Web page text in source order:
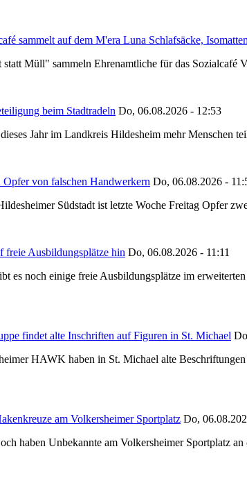
sammelt auf dem M'era Luna Schlafsäcke,
Müll" sammeln Ehrenamtliche für das Sozialcafé
beim Stadtradeln Do, 06.08.2026 - 12:53
Jahr im Landkreis Hildesheim mehr Menschen
von falschen Handwerkern Do, 06.08.2026 -
Südstadt ist letzte Woche Freitag Opfer
freie Ausbildungsplätze hin Do, 06.08.2026 - 11:11
es noch einige freie Ausbildungsplätze im
findet alte Inschriften auf Figuren in St. Michael
HAWK haben in St. Michael alte
am Volkersheimer Sportplatz Do,
haben Unbekannte am Volkersheimer Sportplatz